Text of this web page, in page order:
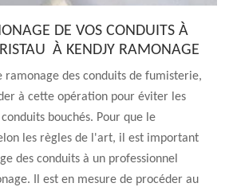
DE VOS CONDUITS À
À KENDJY RAMONAGE
ramonage des conduits de fumisterie,
à cette opération pour éviter les
bouchés. Pour que le
les règles de l'art, il est important
des conduits à un professionnel
Il est en mesure de procéder au